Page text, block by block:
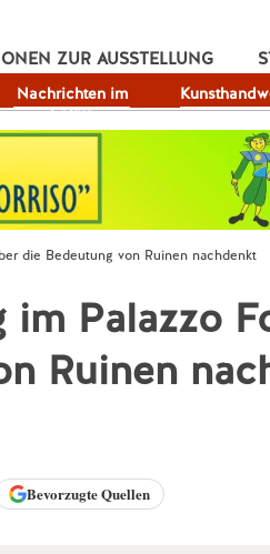
Nachrichten im
Fokus
ZUR AUSSTELLUNG
die Bedeutung von Ruinen nachdenkt
Palazzo
Ruinen
Bevorzugte Quellen